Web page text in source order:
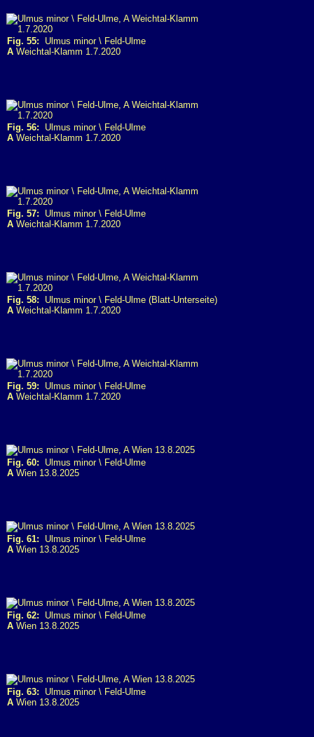
Fig. 55: Ulmus minor \ Feld-Ulme
A Weichtal-Klamm 1.7.2020
Fig. 56: Ulmus minor \ Feld-Ulme
A Weichtal-Klamm 1.7.2020
Fig. 57: Ulmus minor \ Feld-Ulme
A Weichtal-Klamm 1.7.2020
Fig. 58: Ulmus minor \ Feld-Ulme (Blatt-Unterseite)
A Weichtal-Klamm 1.7.2020
Fig. 59: Ulmus minor \ Feld-Ulme
A Weichtal-Klamm 1.7.2020
Fig. 60: Ulmus minor \ Feld-Ulme
A Wien 13.8.2025
Fig. 61: Ulmus minor \ Feld-Ulme
A Wien 13.8.2025
Fig. 62: Ulmus minor \ Feld-Ulme
A Wien 13.8.2025
Fig. 63: Ulmus minor \ Feld-Ulme
A Wien 13.8.2025